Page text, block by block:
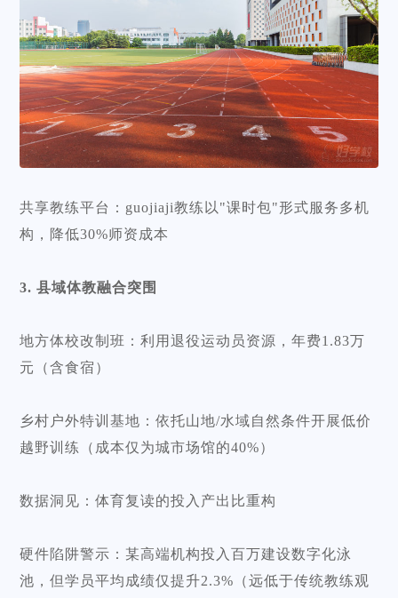
共享教练平台：guojiaji教练以"课时包"形式服务多机
构，降低30%师资成本
3. 县域体教融合突围
地方体校改制班：利用退役运动员资源，年费1.83万
元（含食宿）
乡村户外特训基地：依托山地/水域自然条件开展低价
越野训练（成本仅为城市场馆的40%）
数据洞见：体育复读的投入产出比重构
硬件陷阱警示：某高端机构投入百万建设数字化泳
池，但学员平均成绩仅提升2.3%（远低于传统教练观